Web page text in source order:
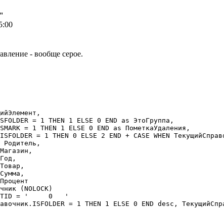
- вообще серое.
= 1 THEN 1 ELSE 0 END as ЭтоГруппа,
= 1 THEN 1 ELSE 0 END as ПометкаУдаления,
= 1 THEN 0 ELSE 2 END + CASE WHEN
Родитель,
(NOLOCK)
= '     0   '
= 1 THEN 1 ELSE 0 END desc,